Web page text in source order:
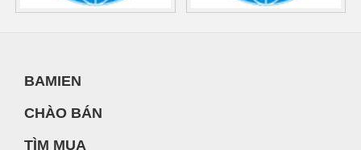
BAMIEN
CHÀO BÁN
TÌM MUA